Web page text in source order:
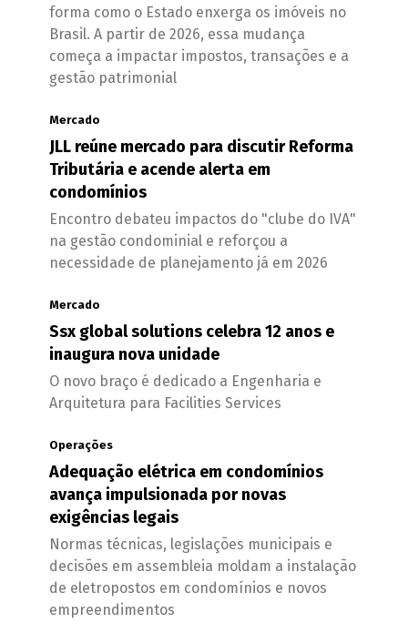
forma como o Estado enxerga os imóveis no
Brasil. A partir de 2026, essa mudança
começa a impactar impostos, transações e a
gestão patrimonial
Mercado
JLL reúne mercado para discutir Reforma
Tributária e acende alerta em
condomínios
Encontro debateu impactos do "clube do IVA"
na gestão condominial e reforçou a
necessidade de planejamento já em 2026
Mercado
Ssx global solutions celebra 12 anos e
inaugura nova unidade
O novo braço é dedicado a Engenharia e
Arquitetura para Facilities Services
Operações
Adequação elétrica em condomínios
avança impulsionada por novas
exigências legais
Normas técnicas, legislações municipais e
decisões em assembleia moldam a instalação
de eletropostos em condomínios e novos
empreendimentos